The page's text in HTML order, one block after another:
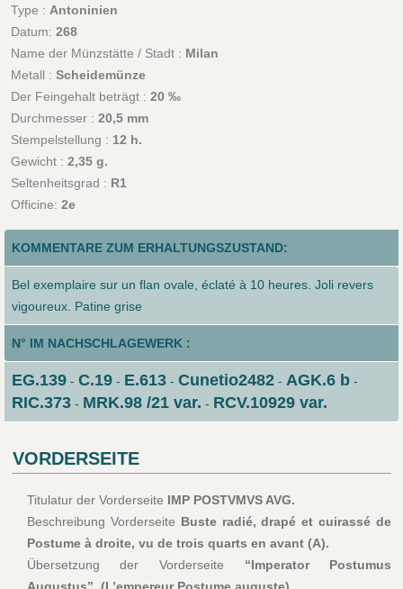
Type : Antoninien
Datum: 268
Name der Münzstätte / Stadt : Milan
Metall : Scheidemünze
Der Feingehalt beträgt : 20 ‰
Durchmesser : 20,5 mm
Stempelstellung : 12 h.
Gewicht : 2,35 g.
Seltenheitsgrad : R1
Officine: 2e
KOMMENTARE ZUM ERHALTUNGSZUSTAND:
Bel exemplaire sur un flan ovale, éclaté à 10 heures. Joli revers
vigoureux. Patine grise
N° IM NACHSCHLAGEWERK :
EG.139- C.19- E.613- Cunetio2482- AGK.6 b-
RIC.373- MRK.98 /21 var. - RCV.10929 var.
VORDERSEITE
Titulatur der Vorderseite IMP POSTVMVS AVG.
Beschreibung Vorderseite Buste radié, drapé et cuirassé de
Postume à droite, vu de trois quarts en avant (A).
Übersetzung der Vorderseite “Imperator Postumus